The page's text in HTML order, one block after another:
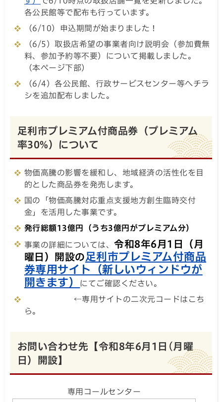
各公民館等で配布も行っています。
（6/10）申込期間が始まりました！
（6/5）取扱店希望の事業者向け説明会（参加費無
料、参加予約等不要）について掲載しました。
（本ページ下部）
（6/4）各公民館、行政サービスセンター等へチラ
シを追加配布しました。
足利市プレミアム付商品券（プレミアム
率30%）について
物価高騰の影響を緩和し、地域経済の活性化を目
的とした商品券を発売します。
国の「物価高騰対応重点支援地方創生臨時交付
金」を活用した事業です。
発行総額13億円（うち3億円がプレミアム分）
事業の詳細については、令和8年6月1日（月
曜日）開設の 足利市プレミアム付商品
券専用サイト（新しいウィンドウが
開きます）
にてご確認ください。
←専用サイトの二次元コードはこち
ら。
お問い合わせ先【令和8年6月1日(月曜
日）開設】
専用コールセンター